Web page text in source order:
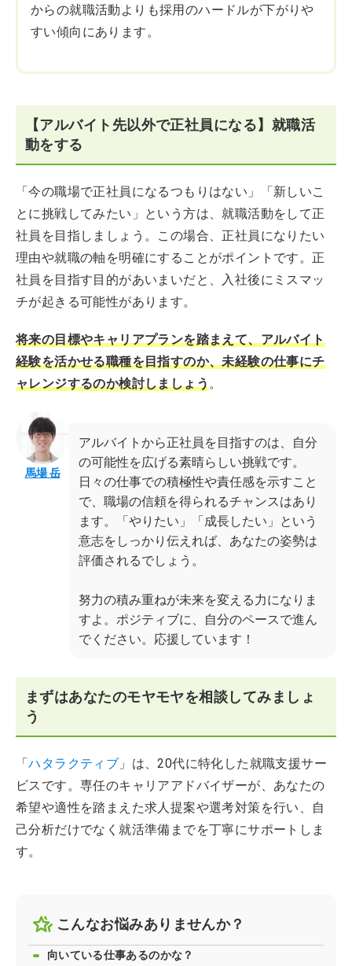
からの就職活動よりも採用のハードルが下がりや
すい傾向にあります。
【アルバイト先以外で正社員になる】就職活
動をする
「今の職場で正社員になるつもりはない」「新しいこ
とに挑戦してみたい」という方は、就職活動をして正
社員を目指しましょう。この場合、正社員になりたい
理由や就職の軸を明確にすることがポイントです。正
社員を目指す目的があいまいだと、入社後にミスマッ
チが起きる可能性があります。
将来の目標やキャリアプランを踏まえて、アルバイト
経験を活かせる職種を目指すのか、未経験の仕事にチ
ャレンジするのか検討しましょう。
馬場 岳
アルバイトから正社員を目指すのは、自分
の可能性を広げる素晴らしい挑戦です。
日々の仕事での積極性や責任感を示すこと
で、職場の信頼を得られるチャンスはあり
ます。「やりたい」「成長したい」という
意志をしっかり伝えれば、あなたの姿勢は
評価されるでしょう。
努力の積み重ねが未来を変える力になりま
すよ。ポジティブに、自分のペースで進ん
でください。応援しています！
まずはあなたのモヤモヤを相談してみましょ
う
「ハタラクティブ 」は、20代に特化した就職支援サー
ビスです。専任のキャリアアドバイザーが、あなたの
希望や適性を踏まえた求人提案や選考対策を行い、自
己分析だけでなく就活準備までを丁寧にサポートしま
す。
こんなお悩みありませんか？
向いている仕事あるのかな？